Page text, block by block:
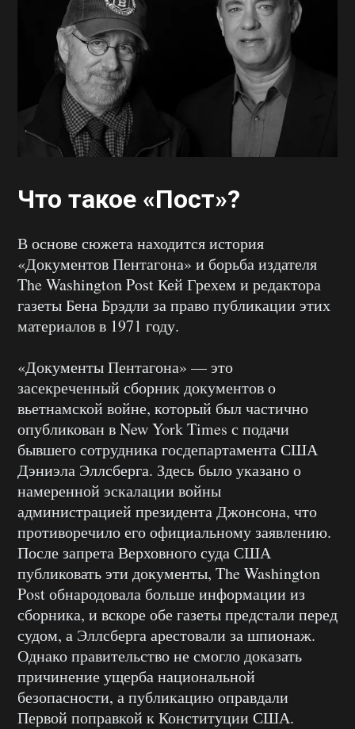
Что такое «Пост»?
В основе сюжета находится история
«Документов Пентагона» и борьба издателя
The Washington Post Кей Грехем и редактора
газеты Бена Брэдли за право публикации этих
материалов в 1971 году.
«Документы Пентагона» — это
засекреченный сборник документов о
вьетнамской войне, который был частично
опубликован в New York Times с подачи
бывшего сотрудника госдепартамента США
Дэниэла Эллсберга. Здесь было указано о
намеренной эскалации войны
администрацией президента Джонсона, что
противоречило его официальному заявлению.
После запрета Верховного суда США
публиковать эти документы, The Washington
Post обнародовала больше информации из
сборника, и вскоре обе газеты предстали перед
судом, а Эллсберга арестовали за шпионаж.
Однако правительство не смогло доказать
причинение ущерба национальной
безопасности, а публикацию оправдали
Первой поправкой к Конституции США.